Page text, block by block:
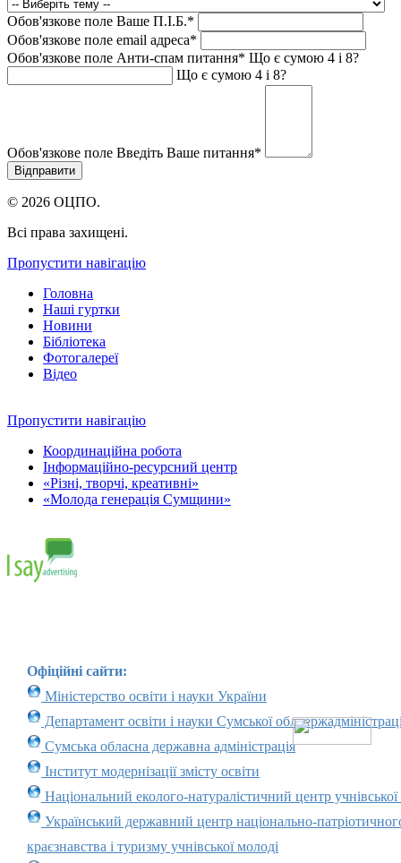
Обов'язкове поле Ваше П.I.Б.*
Обов'язкове поле email адреса*
Обов'язкове поле Анти-спам питання* Що є сумою 4 і 8?
Що є сумою 4 і 8?
Обов'язкове поле Введіть Ваше питання*
© 2026 ОЦПО.
Всі права захищені.
Пропустити навігацію
Головна
Наші гуртки
Новини
Бібліотека
Фотогалереї
Відео
Пропустити навігацію
Координаційна робота
Інформаційно-ресурсний центр
«Різні, творчі, креативні»
«Молода генерація Сумщини»
Офіційні сайти:
Міністерство освіти і науки України
Департамент освіти і науки Сумської
Сумська обласна державна адміністрація
Інститут модернізації змісту освіти
Національний еколого-натуралістичний центр учнівської
Український державний центр національно-
краєзнавства і туризму учнівської молоді